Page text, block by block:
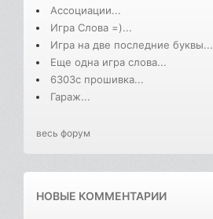
Ассоциации...
Игра Слова =)...
Игра на две последние буквы...
Еще одна игра слова...
6303с прошивка...
Гараж...
весь форум
НОВЫЕ КОММЕНТАРИИ